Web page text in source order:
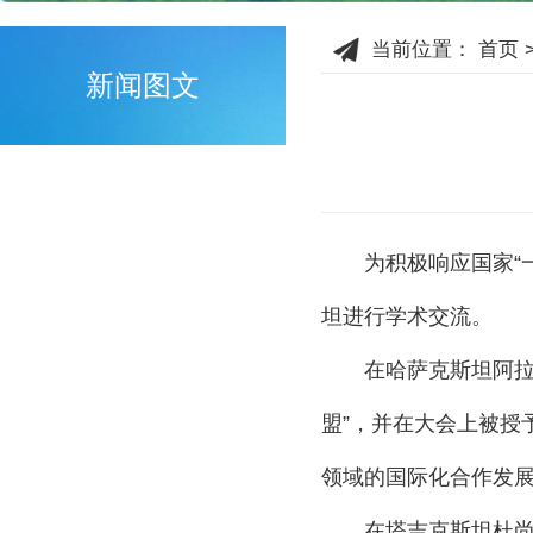
新闻图文
当前位置： 首页
为积极响应国家“
坦进行学术交流。
在哈萨克斯坦阿
盟” ， 并在大会上被授
领域的国际化合作发